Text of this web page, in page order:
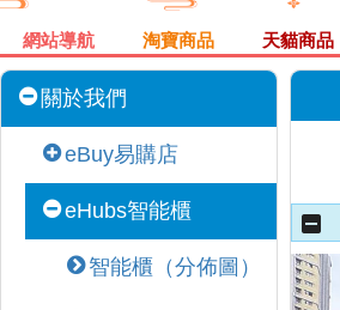
網站導航 淘寶商品 天貓商品
關於我們
eBuy易購店
eHubs智能櫃
智能櫃（分佈圖）